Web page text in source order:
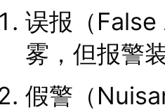
误报（False
雾，但报警
假警（